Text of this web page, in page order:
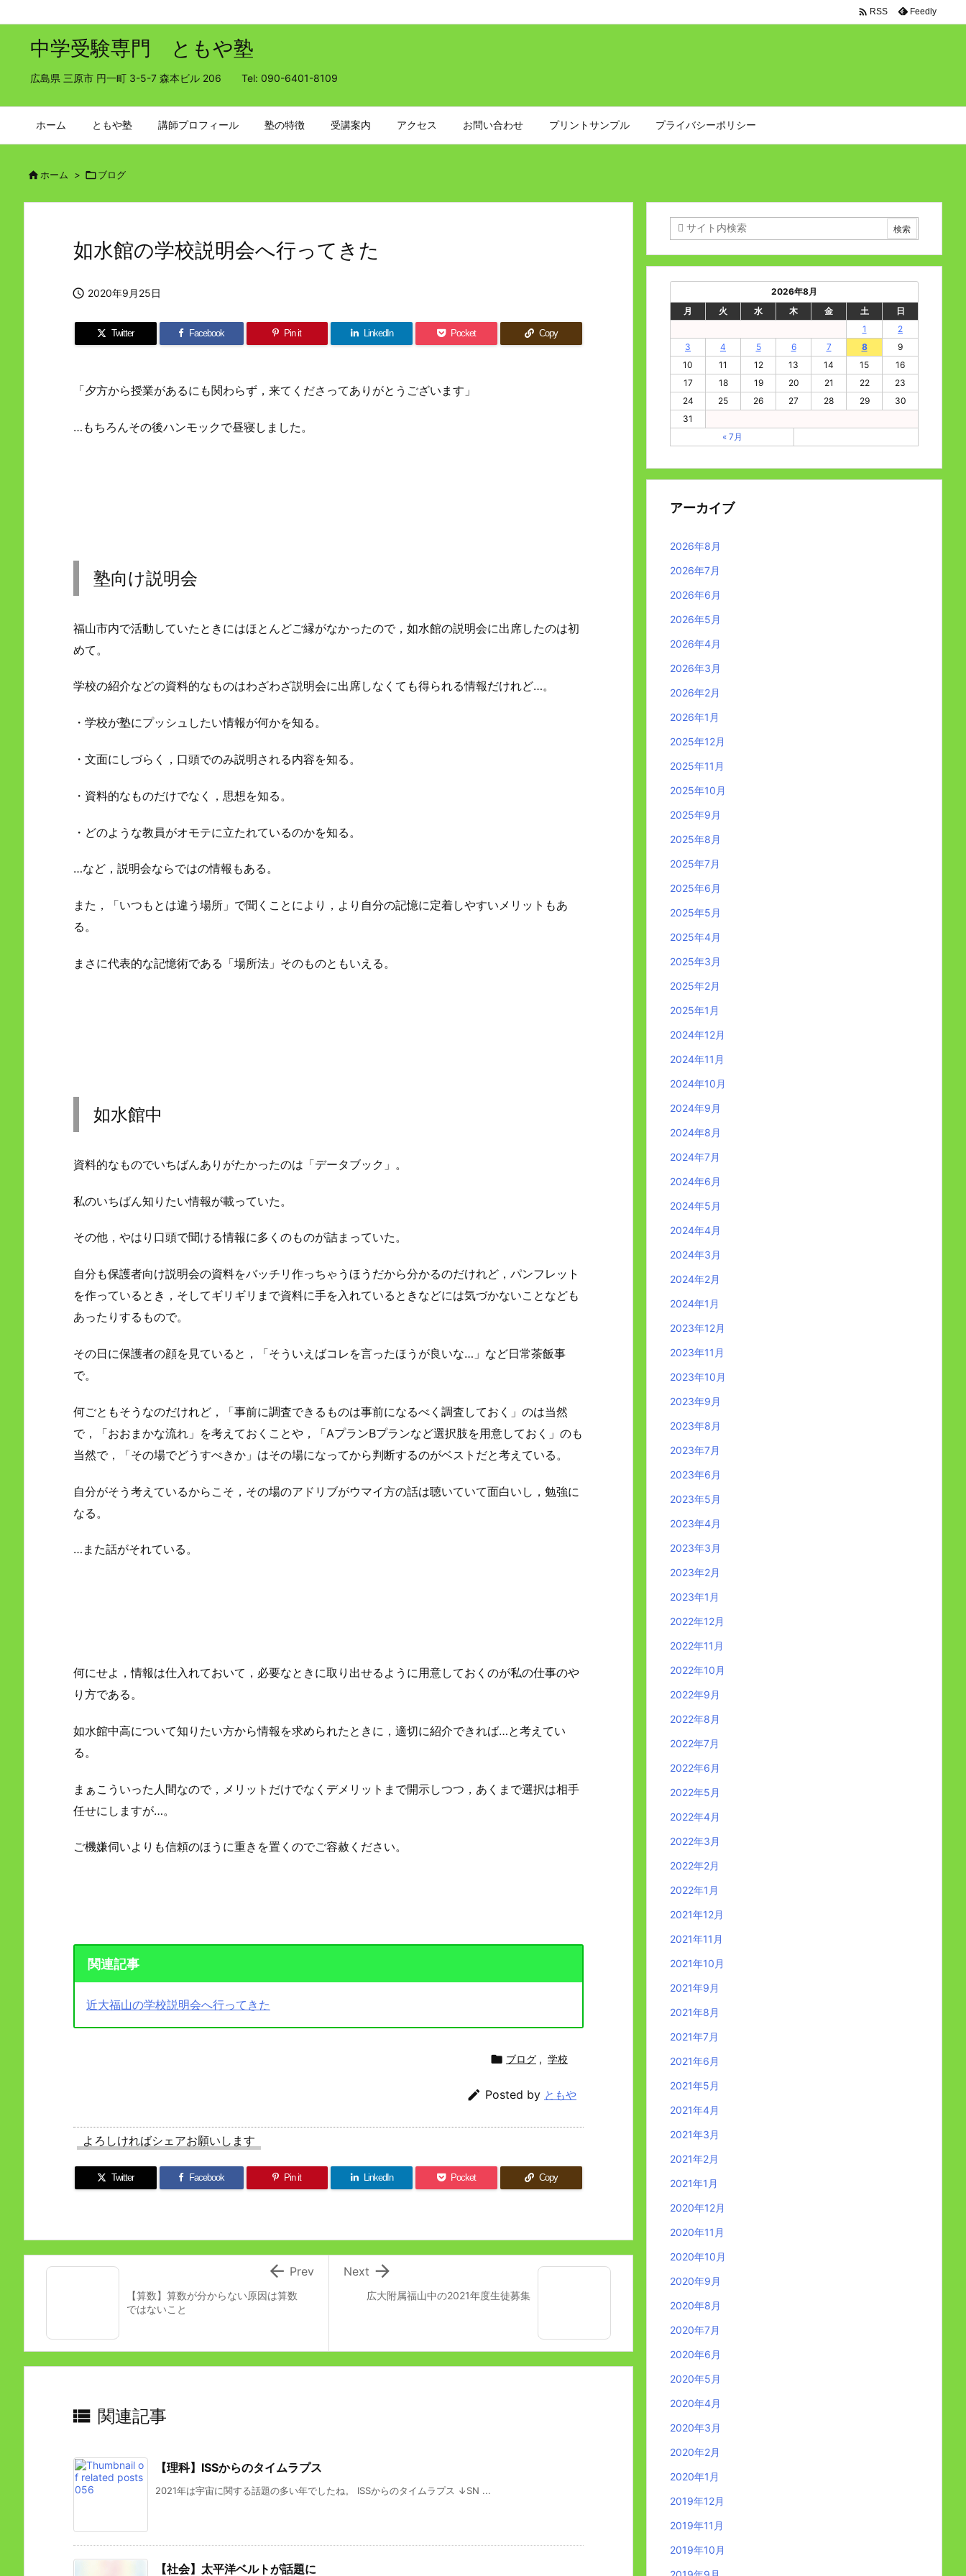
中学受験専門 ともや塾
広島県 三原市 円一町 3-5-7 森本ビル 206 Tel: 090-6401-8109
ホーム ともや塾 講師プロフィール 塾の特徴 受講案内 アクセス お問い合わせ プリントサンプル プライバシーポリシー
 RSS Feedly
 ホーム > ブログ
如水館の学校説明会へ行ってきた
 2020年9月25日
Twitter Facebook Pin it LinkedIn Pocket Copy
「夕方から授業があるにも関わらず，来てくださってありがとうございます」
…もちろんその後ハンモックで昼寝しました。
塾向け説明会
福山市内で活動していたときにはほとんどご縁がなかったので，如水館の説明会に出席したのは初
めて。
学校の紹介などの資料的なものはわざわざ説明会に出席しなくても得られる情報だけれど…。
・学校が塾にプッシュしたい情報が何かを知る。
・文面にしづらく，口頭でのみ説明される内容を知る。
・資料的なものだけでなく，思想を知る。
・どのような教員がオモテに立たれているのかを知る。
…など，説明会ならではの情報もある。
また，「いつもとは違う場所」で聞くことにより，より自分の記憶に定着しやすいメリットもあ
る。
まさに代表的な記憶術である「場所法」そのものともいえる。
如水館中
資料的なものでいちばんありがたかったのは「データブック」。
私のいちばん知りたい情報が載っていた。
その他，やはり口頭で聞ける情報に多くのものが詰まっていた。
自分も保護者向け説明会の資料をバッチリ作っちゃうほうだから分かるのだけれど，パンフレット
を作っているとき，そしてギリギリまで資料に手を入れているときなどには気づかないことなども
あったりするもので。
その日に保護者の顔を見ていると，「そういえばコレを言ったほうが良いな…」など日常茶飯事
で。
何ごともそうなのだけれど，「事前に調査できるものは事前になるべく調査しておく」のは当然
で，「おおまかな流れ」を考えておくことや，「AプランBプランなど選択肢を用意しておく」のも
当然で，「その場でどうすべきか」はその場になってから判断するのがベストだと考えている。
自分がそう考えているからこそ，その場のアドリブがウマイ方の話は聴いていて面白いし，勉強に
なる。
…また話がそれている。
何にせよ，情報は仕入れておいて，必要なときに取り出せるように用意しておくのが私の仕事のや
り方である。
如水館中高について知りたい方から情報を求められたときに，適切に紹介できれば…と考えてい
る。
まぁこういった人間なので，メリットだけでなくデメリットまで開示しつつ，あくまで選択は相手
任せにしますが…。
ご機嫌伺いよりも信頼のほうに重きを置くのでご容赦ください。
関連記事
近大福山の学校説明会へ行ってきた
 ブログ , 学校
 Posted by ともや
よろしければシェアお願いします
Twitter Facebook Pin it LinkedIn Pocket Copy
広大附属福山中の2021年度生徒募集

Next
【算数】算数が分からない原因は算数
ではないこと
 Prev
 関連記事
【理科】ISSからのタイムラプス
2021年は宇宙に関する話題の多い年でしたね。 ISSからのタイムラプス ↓SN ...
【社会】太平洋ベルトが話題に
2026年8月
月
火 水 木 金 土
日
1
2
3
4 5 6 7 8
9
10
11 12 13 14 15
16
17
18 19 20 21 22
23
24
25 26 27 28 29
30
31
« 7月
アーカイブ
2026年8月
2026年7月
2026年6月
2026年5月
2026年4月
2026年3月
2026年2月
2026年1月
2025年12月
2025年11月
2025年10月
2025年9月
2025年8月
2025年7月
2025年6月
2025年5月
2025年4月
2025年3月
2025年2月
2025年1月
2024年12月
2024年11月
2024年10月
2024年9月
2024年8月
2024年7月
2024年6月
2024年5月
2024年4月
2024年3月
2024年2月
2024年1月
2023年12月
2023年11月
2023年10月
2023年9月
2023年8月
2023年7月
2023年6月
2023年5月
2023年4月
2023年3月
2023年2月
2023年1月
2022年12月
2022年11月
2022年10月
2022年9月
2022年8月
2022年7月
2022年6月
2022年5月
2022年4月
2022年3月
2022年2月
2022年1月
2021年12月
2021年11月
2021年10月
2021年9月
2021年8月
2021年7月
2021年6月
2021年5月
2021年4月
2021年3月
2021年2月
2021年1月
2020年12月
2020年11月
2020年10月
2020年9月
2020年8月
2020年7月
2020年6月
2020年5月
2020年4月
2020年3月
2020年2月
2020年1月
2019年12月
2019年11月
2019年10月